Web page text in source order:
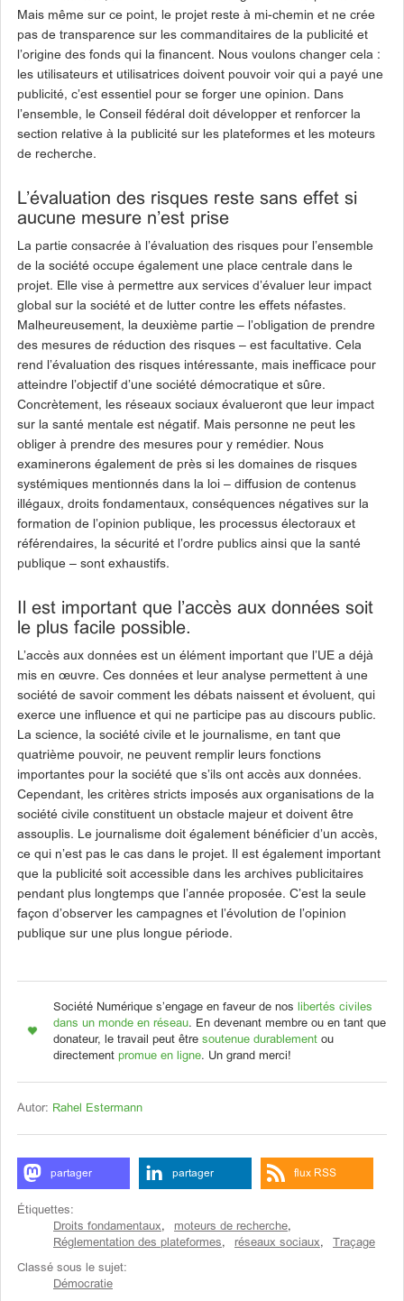
Mais même sur ce point, le projet reste à mi-chemin et ne crée
pas de transparence sur les commanditaires de la publicité et
l’origine des fonds qui la financent. Nous voulons changer cela :
les utilisateurs et utilisatrices doivent pouvoir voir qui a payé une
publicité, c’est essentiel pour se forger une opinion. Dans
l’ensemble, le Conseil fédéral doit développer et renforcer la
section relative à la publicité sur les plateformes et les moteurs
de recherche.
L’évaluation des risques reste sans effet si
aucune mesure n’est prise
La partie consacrée à l’évaluation des risques pour l’ensemble
de la société occupe également une place centrale dans le
projet. Elle vise à permettre aux services d’évaluer leur impact
global sur la société et de lutter contre les effets néfastes.
Malheureusement, la deuxième partie – l’obligation de prendre
des mesures de réduction des risques – est facultative. Cela
rend l’évaluation des risques intéressante, mais inefficace pour
atteindre l’objectif d’une société démocratique et sûre.
Concrètement, les réseaux sociaux évalueront que leur impact
sur la santé mentale est négatif. Mais personne ne peut les
obliger à prendre des mesures pour y remédier. Nous
examinerons également de près si les domaines de risques
systémiques mentionnés dans la loi – diffusion de contenus
illégaux, droits fondamentaux, conséquences négatives sur la
formation de l’opinion publique, les processus électoraux et
référendaires, la sécurité et l’ordre publics ainsi que la santé
publique – sont exhaustifs.
Il est important que l’accès aux données soit
le plus facile possible.
L’accès aux données est un élément important que l’UE a déjà
mis en œuvre. Ces données et leur analyse permettent à une
société de savoir comment les débats naissent et évoluent, qui
exerce une influence et qui ne participe pas au discours public.
La science, la société civile et le journalisme, en tant que
quatrième pouvoir, ne peuvent remplir leurs fonctions
importantes pour la société que s’ils ont accès aux données.
Cependant, les critères stricts imposés aux organisations de la
société civile constituent un obstacle majeur et doivent être
assouplis. Le journalisme doit également bénéficier d’un accès,
ce qui n’est pas le cas dans le projet. Il est également important
que la publicité soit accessible dans les archives publicitaires
pendant plus longtemps que l’année proposée. C’est la seule
façon d’observer les campagnes et l’évolution de l’opinion
publique sur une plus longue période.
Société Numérique s’engage en faveur de nos
libertés civiles
dans un monde en réseau. En devenant membre ou en tant que
donateur, le travail peut être soutenue durablement ou
directement promue en ligne. Un grand merci!
Autor: Rahel Estermann
partager partager flux RSS
Étiquettes:
Droits fondamentaux, moteurs de recherche,
Réglementation des plateformes, réseaux sociaux, Traçage
Classé sous le sujet:
Démocratie